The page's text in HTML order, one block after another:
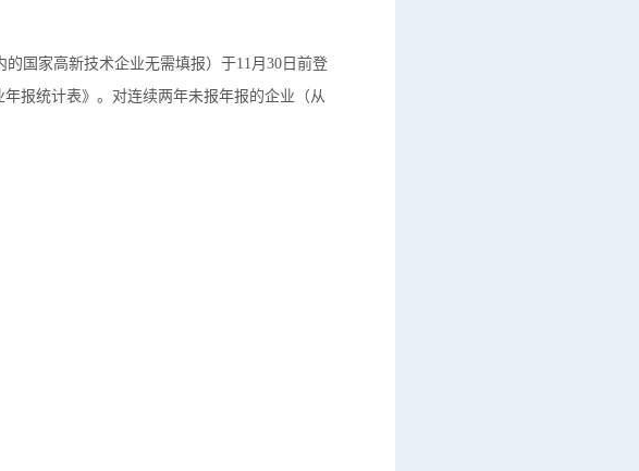
国家高新技术企业无需填报）于11月30日前登
报统计表》。对连续两年未报年报的企业（从